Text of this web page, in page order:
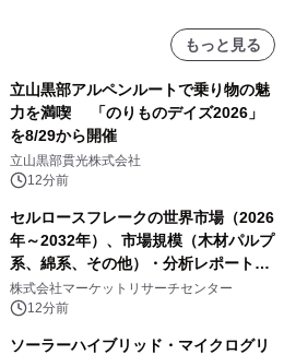
もっと見る
立山黒部アルペンルートで乗り物の魅
力を満喫 「のりものデイズ2026」
を8/29から開催
立山黒部貫光株式会社
12分前
セルロースフレークの世界市場（2026
年～2032年）、市場規模（木材パルプ
系、綿系、その他）・分析レポートを
発表
株式会社マーケットリサーチセンター
12分前
ソーラーハイブリッド・マイクログリ